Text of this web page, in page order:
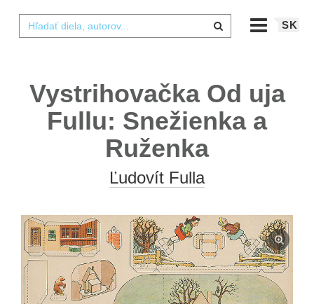
SK
Vystrihovačka Od uja
Fullu: Snežienka a
Ruženka
Ľudovít Fulla